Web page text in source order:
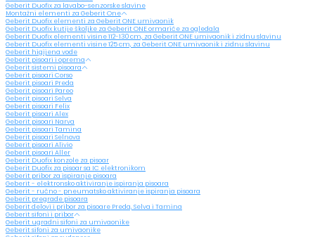
Geberit Duofix za lavabo-senzorske slavine
Montažni elementi za Geberit One
Geberit Duofix elementi za Geberit ONE umivaonik
Geberit Duofix kutije školjke za Geberit ONE ormariće za ogledala
Geberit Duofix elementi visine 112-130 cm, za Geberit ONE umivaonik i zidnu slavinu
Geberit Duofix elementi visine 125 cm, za Geberit ONE umivaonik i zidnu slavinu
Geberit higijena vode
Geberit pisoari i oprema
Geberit sistemi pisoara
Geberit pisoari Corso
Geberit pisoari Preda
Geberit pisoari Pareo
Geberit pisoari Selva
Geberit pisoari Felix
Geberit pisoari Alex
Geberit pisoari Narva
Geberit pisoari Tamina
Geberit pisoari Selnova
Geberit pisoari Alivio
Geberit pisoari Aller
Geberit Duofix konzole za pisoar
Geberit Duofix za pisoar sa IC elektronikom
Geberit pribor za ispiranje pisoara
Geberit - elektronsko aktiviranje ispiranja pisoara
Geberit - ručno - pneumatsko aktiviranje ispiranja pisoara
Geberit pregrade pisoara
Geberit delovi i pribor za pisoare Preda, Selva i Tamina
Geberit sifoni i pribor
Geberit ugradni sifoni za umivaonike
Geberit sifoni za umivaonike